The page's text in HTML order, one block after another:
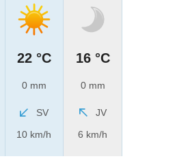
22 °C
0 mm
SV
10 km/h
16 °C
0 mm
JV
6 km/h